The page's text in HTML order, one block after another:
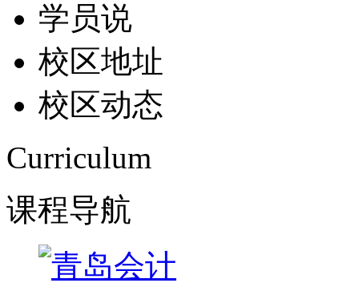
学员说
校区地址
校区动态
Curriculum
课程导航